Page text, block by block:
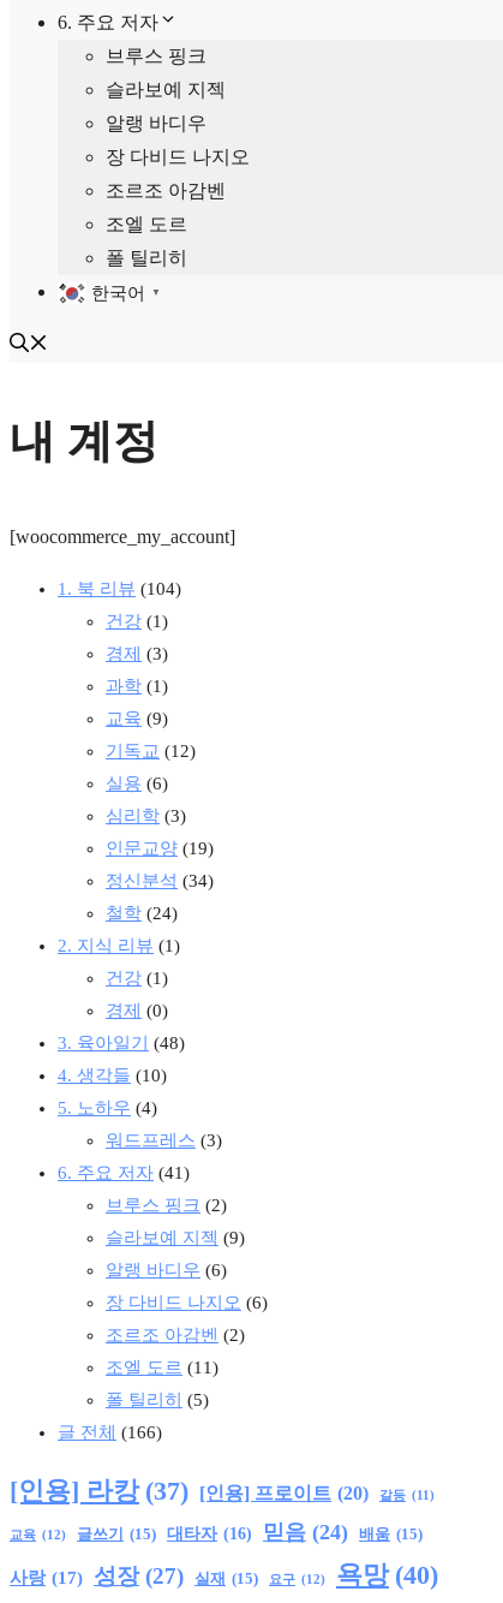
6. 주요 저자
브루스 핑크
슬라보예 지젝
알랭 바디우
장 다비드 나지오
조르조 아감벤
조엘 도르
폴 틸리히
한국어 ▼
내 계정
[woocommerce_my_account]
1. 북 리뷰 (104)
건강 (1)
경제 (3)
과학 (1)
교육 (9)
기독교 (12)
실용 (6)
심리학 (3)
인문교양 (19)
정신분석 (34)
철학 (24)
2. 지식 리뷰 (1)
건강 (1)
경제 (0)
3. 육아일기
(48)
4. 생각들 (10)
5. 노하우 (4)
워드프레스 (3)
6. 주요 저자 (41)
브루스 핑크 (2)
슬라보예 지젝 (9)
알랭 바디우 (6)
장 다비드 나지오 (6)
조르조 아감벤 (2)
조엘 도르 (11)
폴 틸리히 (5)
글 전체 (166)
[인용] 라캉 (37) [인용] 프로이트 (20) 갈등 (11)
교육 (12) 글쓰기 (15) 대타자 (16) 믿음 (24) 배움 (15)
사랑 (17) 성장 (27) 실재 (15) 요구 (12) 욕망 (40)